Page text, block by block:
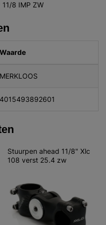
11/8 IMP ZW
Waarde
MERKLOOS
4015493892601
Stuurpen ahead 11/8" Xlc
108 verst 25.4 zw